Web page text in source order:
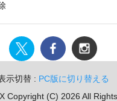
示切替 : PC版に切り替える
Copyright (C) 2026 All